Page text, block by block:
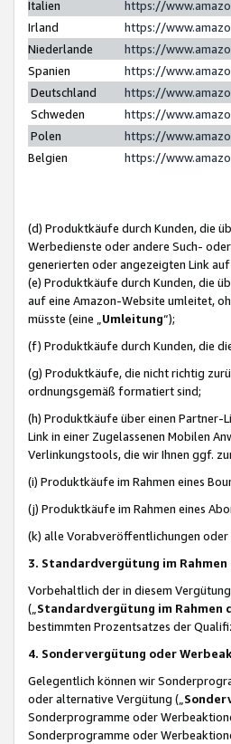
Italien
https://
Irland
https://
Niederlande
https://
Spanien
https://
Deutschland
https://
Schweden
https://
Polen
https://
Belgien
https://
(d) Produktkäufe durch Kunden, die
Werbedienste oder andere Such-
generierten oder angezeigten Link
(e) Produktkäufe durch Kunden, die
auf eine Amazon-Website umleitet,
müsste (eine „ Umleitung“);
(f) Produktkäufe durch Kunden, die
(g) Produktkäufe, die nicht richtig
ordnungsgemäß formatiert sind;
(h) Produktkäufe über einen Partner-
Link in einer Zugelassenen Mobilen
Verlinkungstools, die wir Ihnen ggf.
(i) Produktkäufe im Rahmen eines
(j) Produktkäufe im Rahmen eines
(k) alle Vorabveröffentlichungen
3. Standardvergütung im
Vorbehaltlich der in diesem
(„ Standardvergütung im Rahmen
bestimmten Prozentsatzes der
4. Sondervergütung oder
Gelegentlich können wir
oder alternative Vergütung („
Sonderprogramme oder
Sonderprogramme oder